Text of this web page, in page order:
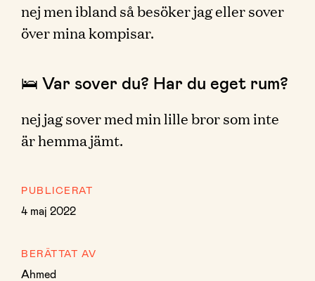
nej men ibland så besöker jag eller sover
över mina kompisar.
🛌 Var sover du? Har du eget rum?
nej jag sover med min lille bror som inte
är hemma jämt.
PUBLICERAT
4 maj 2022
BERÄTTAT AV
Ahmed